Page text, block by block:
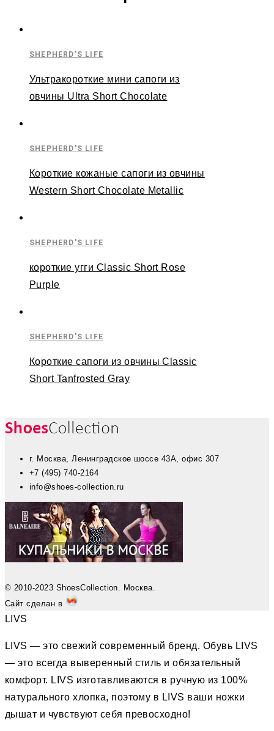
SHEPHERD'S LIFE
Ультракороткие мини сапоги из
овчины Ultra Short Chocolate
SHEPHERD'S LIFE
Короткие кожаные сапоги из овчины
Western Short Chocolate Metallic
SHEPHERD'S LIFE
короткие угги Classic Short Rose
Purple
SHEPHERD'S LIFE
Короткие сапоги из овчины Classic
Short Tanfrosted Gray
г. Москва, Ленинградское шоссе 43А, офис 307
+7 (495) 740-2164
info@shoes-collection.ru
© 2010-2023 ShoesCollection. Москва.
Сайт сделан в
LIVS
LIVS — это свежий современный бренд. Обувь LIVS
— это всегда выверенный стиль и обязательный
комфорт. LIVS изготавливаются в ручную из 100%
натурального хлопка, поэтому в LIVS ваши ножки
дышат и чувствуют себя превосходно!